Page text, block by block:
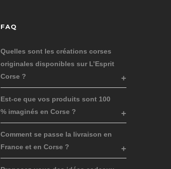
FAQ
Quelles sont les créations corses
originales disponibles sur L’Esprit
Corse ?
Est-ce que vos produits sont 100
% imaginés en Corse ?
Comment se passe la livraison en
France et en Corse ?